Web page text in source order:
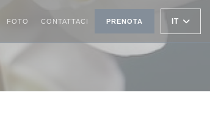
FOTO CONTATTACI PRENOTA IT